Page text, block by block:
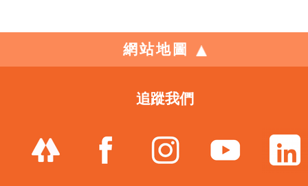
網站地圖
追蹤我們